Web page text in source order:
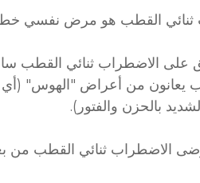
القطب هو مرض نفسي خطير
على الاضطراب ثنائي القطب
يعانون من أعراض "الهوس" (أي
بالحزن والفتور).
الاضطراب ثنائي القطب من